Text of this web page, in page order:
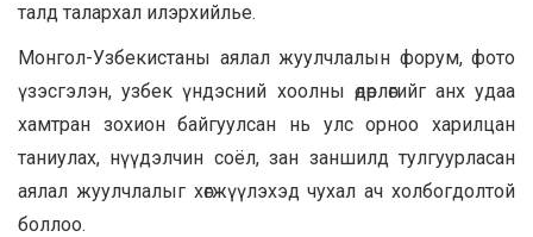
талд талархал илэрхийлье.
Монгол-Узбекистаны аялал жуулчлалын форум, фото
үзэсгэлэн, узбек үндэсний хоолны өдөрлөгийг анх удаа
хамтран зохион байгуулсан нь улс орноо харилцан
таниулах, нүүдэлчин соёл, зан заншилд тулгуурласан
аялал жуулчлалыг хөгжүүлэхэд чухал ач холбогдолтой
боллоо.